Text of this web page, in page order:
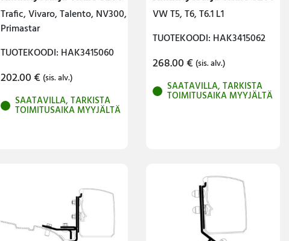
Trafic, Vivaro, Talento, NV300,
Primastar
TUOTEKOODI: HAK3415060
202.00€ (sis. alv.)
SAATAVILLA, TARKISTA
TOIMITUSAIKA MYYJÄLTÄ
VW T5, T6, T6.1 L1
TUOTEKOODI: HAK3415062
268.00€ (sis. alv.)
SAATAVILLA, TARKISTA
TOIMITUSAIKA MYYJÄLTÄ